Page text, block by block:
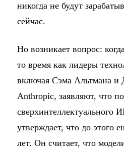
никогда не будут
сейчас.
Но возникает вопрос:
то время как лидеры
включая Сэма Альтмана и
Anthropic, заявляют, что
сверхинтеллектуального
утверждает, что до этого
лет. Он считает, что